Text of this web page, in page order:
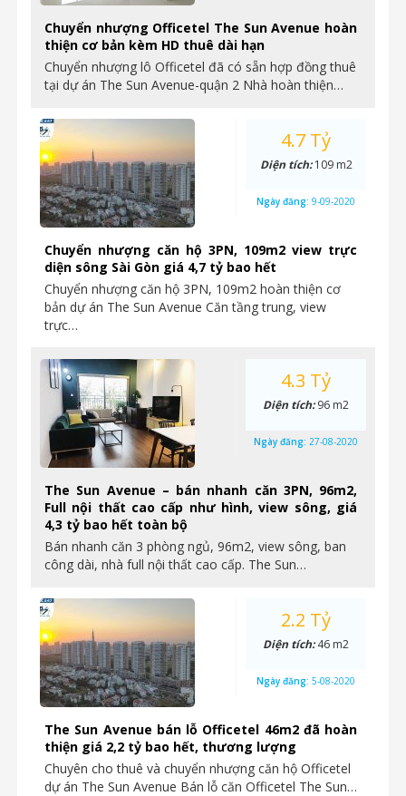
Chuyển nhượng Officetel The Sun Avenue hoàn
thiện cơ bản kèm HD thuê dài hạn
Chuyển nhượng lô Officetel đã có sẵn hợp đồng thuê
tại dự án The Sun Avenue-quận 2 Nhà hoàn thiện…
Chuyển nhượng căn hộ 3PN, 109m2 view trực
diện sông Sài Gòn giá 4,7 tỷ bao hết
Chuyển nhượng căn hộ 3PN, 109m2 hoàn thiện cơ
bản dự án The Sun Avenue Căn tầng trung, view
trực…
4.7 Tỷ
Diện tích:109 m2
Ngày đăng: 9-09-2020
The Sun Avenue – bán nhanh căn 3PN, 96m2,
Full nội thất cao cấp như hình, view sông, giá
4,3 tỷ bao hết toàn bộ
Bán nhanh căn 3 phòng ngủ, 96m2, view sông, ban
công dài, nhà full nội thất cao cấp. The Sun…
4.3 Tỷ
Diện tích:96 m2
Ngày đăng: 27-08-2020
The Sun Avenue bán lỗ Officetel 46m2 đã hoàn
thiện giá 2,2 tỷ bao hết, thương lượng
Chuyên cho thuê và chuyển nhượng căn hộ Officetel
dự án The Sun Avenue Bán lỗ căn Officetel The Sun…
2.2 Tỷ
Diện tích:46 m2
Ngày đăng: 5-08-2020